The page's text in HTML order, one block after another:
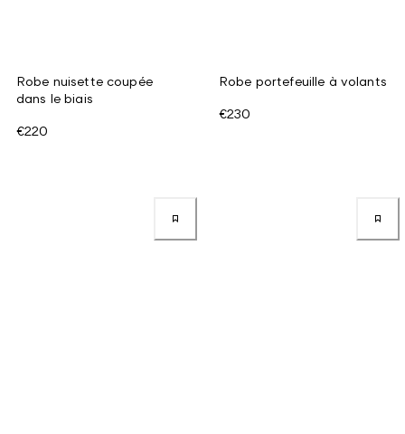
Robe nuisette coupée
dans le biais
€220
Robe portefeuille à volants
€230